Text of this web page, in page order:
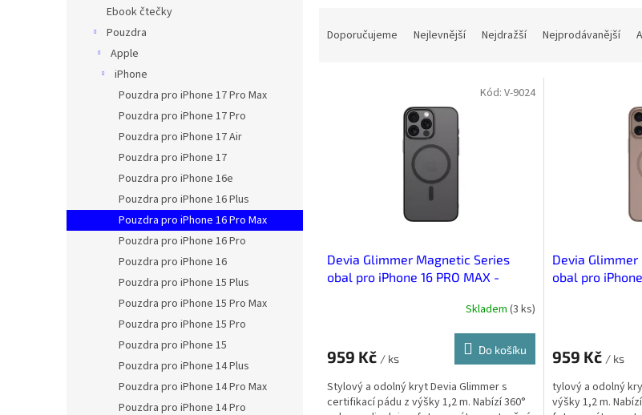
Ebook čtečky
Pouzdra
Apple
iPhone
Pouzdra pro iPhone 17 Pro Max
Pouzdra pro iPhone 17 Pro
Pouzdra pro iPhone 17 Air
Pouzdra pro iPhone 17
Pouzdra pro iPhone 16e
Pouzdra pro iPhone 16 Plus
Pouzdra pro iPhone 16 Pro Max
Pouzdra pro iPhone 16 Pro
Pouzdra pro iPhone 16
Pouzdra pro iPhone 15 Plus
Pouzdra pro iPhone 15 Pro Max
Pouzdra pro iPhone 15 Pro
Pouzdra pro iPhone 15
Pouzdra pro iPhone 14 Plus
Pouzdra pro iPhone 14 Pro Max
Pouzdra pro iPhone 14 Pro
Doporučujeme Nejlevnější Nejdražší Nejprodávanější
Devia Glimmer Magnetic Series
obal pro iPhone 16 PRO MAX -
Skladem (3 ks)
959 Kč / ks
Do košíku
Stylový a odolný kryt Devia Glimmer s
certifikací pádu z výšky 1,2 m. Nabízí 360°
Kód: V-9024
Devia
obal pro
959 Kč / ks
tylový a odolný
výšky 1,2 m.